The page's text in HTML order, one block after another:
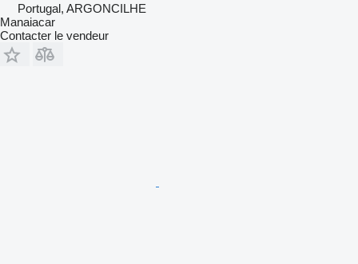
Portugal, ARGONCILHE
Manaiacar
Contacter le vendeur